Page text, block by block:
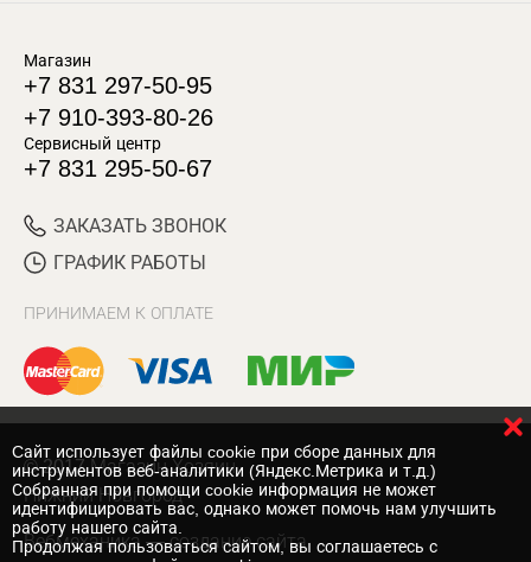
Магазин
+7 831 297-50-95
+7 910-393-80-26
Сервисный центр
+7 831 295-50-67
ЗАКАЗАТЬ ЗВОНОК
ГРАФИК РАБОТЫ
ПРИНИМАЕМ К ОПЛАТЕ
© 2017 Магазин Хозяин
Нижний Новгород
Вебмеханика — создание сайта
Cайт использует файлы cookie при сборе данных для
инструментов веб-аналитики (Яндекс.Метрика и т.д.)
Собранная при помощи cookie информация не может
идентифицировать вас, однако может помочь нам улучшить
работу нашего сайта.
Продолжая пользоваться сайтом, вы соглашаетесь с